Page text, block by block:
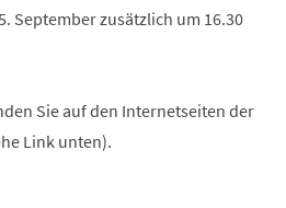
September zusätzlich um 16.30
Sie auf den Internetseiten der
Link unten).